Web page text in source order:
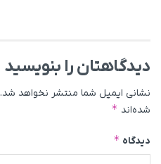
دیدگاهتان را بنویسید
نشانی ایمیل شما منتشر نخواهد شد.
شده‌اند *
دیدگاه *